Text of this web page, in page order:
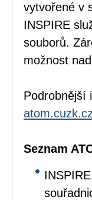
vytvořené v
INSPIRE
souborů.
možnost
Podrobnější
atom.cuzk.cz
Seznam